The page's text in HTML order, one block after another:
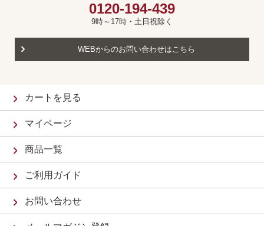
0120-194-439
9時～17時・土日祝除く
WEBからのお問い合わせはこちら
カートを見る
マイページ
商品一覧
ご利用ガイド
お問い合わせ